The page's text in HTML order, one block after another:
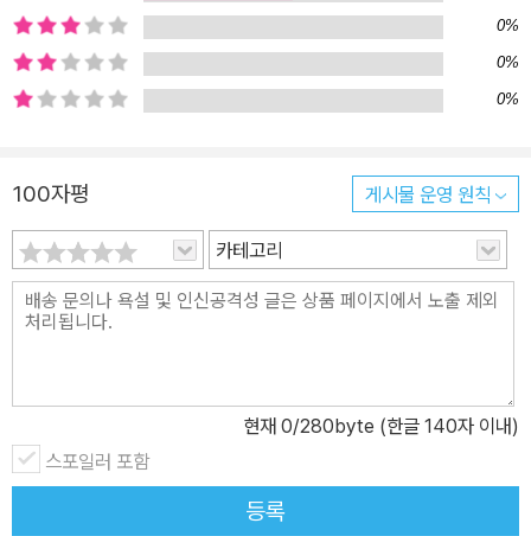
앙은행가를 중심으로 이야기를 풀어나간다. 예민하고 비밀스런 성격
의 잉글랜드은행 총재 몬태규 노먼, 외국인을 혐오하고 의심이 많았
던 프랑스은행 총재 에밀 모로, 눈부신 재능을 가졌지만 누구보다 오
만했던 독일 제국은행 총재 마르 샤흐트, 넘치는 활력과 강인한 의지
비은행 총재 벤저민 스트롱이 그들이다. 제1차 세계대전 뒤 그들은 국
제 금융의 세계를 재건하기 위해 노력했다. 많은 차이점에도 불구하
고, 그들은 공통된 두려움과 비전을 가지고 있었다. 그들이 생각하는
자본주의의 가장 큰 위협은 인플레이션이었다. 그들은 이를 해결하기
위해서 시계를 거꾸로 돌려 세계를 금본위제로 복귀시켜야 한다고 생
했다. 하지만 호황 이면에서 금융 시스템은 점점 무너져 가고 있었다.
모든 사람들이 안정 장치라고 믿었던 금본위제는 오히려 그들을 구속
했고, 세계 경제는 대공황의 깊은 늪에 빠지게 되었다. 1920년대 말
의 경제 붕괴를 다룬 이 책은 단순히 과거의 대공황을 돌아보는 데 멈
0%
0%
0%
100자평 게시물 운영 원칙
카테고리
현재 0/280byte (한글 140자 이내)
스포일러 포함
등록